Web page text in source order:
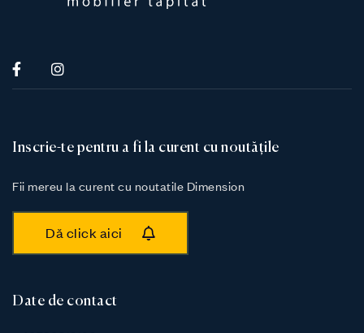
Inscrie-te pentru a fi la curent cu noutățile
Fii mereu la curent cu noutatile Dimension
Dă click aici
Date de contact